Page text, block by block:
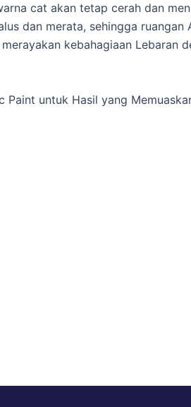
cat akan tetap cerah dan
dan merata, sehingga ruangan
kebahagiaan Lebaran
untuk Hasil yang